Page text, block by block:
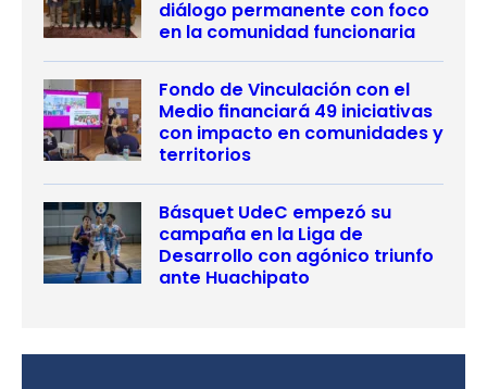
diálogo permanente con foco
en la comunidad funcionaria
Fondo de Vinculación con el
Medio financiará 49 iniciativas
con impacto en comunidades y
territorios
Básquet UdeC empezó su
campaña en la Liga de
Desarrollo con agónico triunfo
ante Huachipato